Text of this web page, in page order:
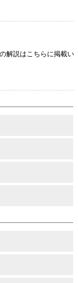
解説はこちらに掲載い